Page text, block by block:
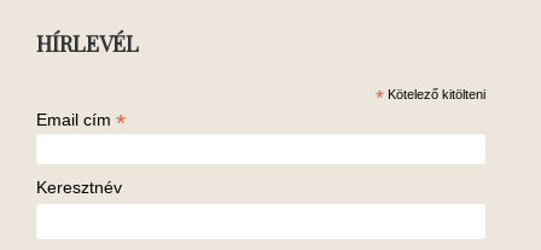
HÍRLEVÉL
* Kötelező kitölteni
Email cím *
Keresztnév